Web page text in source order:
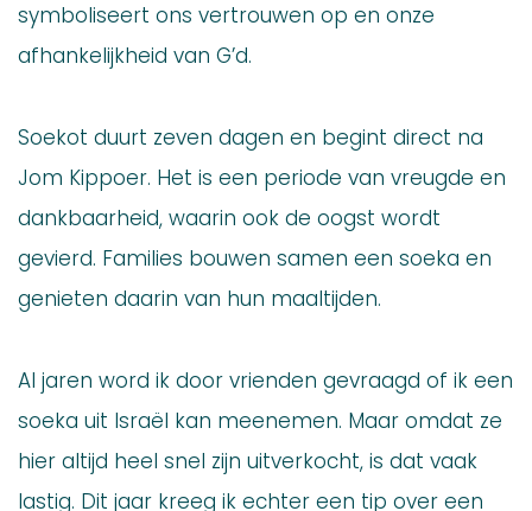
symboliseert ons vertrouwen op en onze
afhankelijkheid van G’d.
Soekot duurt zeven dagen en begint direct na
Jom Kippoer. Het is een periode van vreugde en
dankbaarheid, waarin ook de oogst wordt
gevierd. Families bouwen samen een soeka en
genieten daarin van hun maaltijden.
Al jaren word ik door vrienden gevraagd of ik een
soeka uit Israël kan meenemen. Maar omdat ze
hier altijd heel snel zijn uitverkocht, is dat vaak
lastig. Dit jaar kreeg ik echter een tip over een